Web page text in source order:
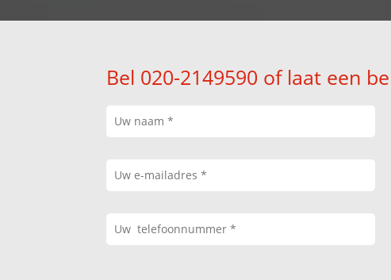
Bel 020-2149590 of laat een